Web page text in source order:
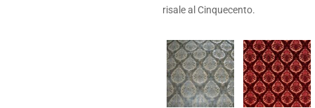
risale al Cinquecento.